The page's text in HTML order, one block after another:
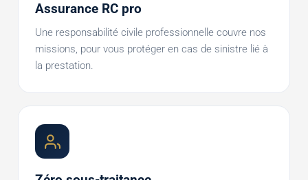
Assurance RC pro
Une responsabilité civile professionnelle couvre nos
missions, pour vous protéger en cas de sinistre lié à
la prestation.